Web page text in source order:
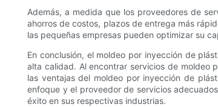
Además, a medida que los proveedores de
ahorros de costos, plazos de entrega más
las pequeñas empresas pueden optimizar su
En conclusión, el moldeo por inyección de
alta calidad. Al encontrar servicios de moldeo
las ventajas del moldeo por inyección de
enfoque y el proveedor de servicios
éxito en sus respectivas industrias.